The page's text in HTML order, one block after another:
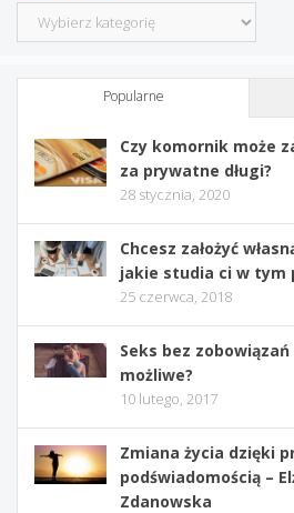
Kategorie
Popularne
Czy komornik może
za prywatne długi?
28 stycznia, 2020
Chcesz założyć
jakie studia ci w tym
25 czerwca, 2018
Seks bez
możliwe?
10 lutego, 2017
Zmiana życia dzięki
podświadomością –
Zdanowska